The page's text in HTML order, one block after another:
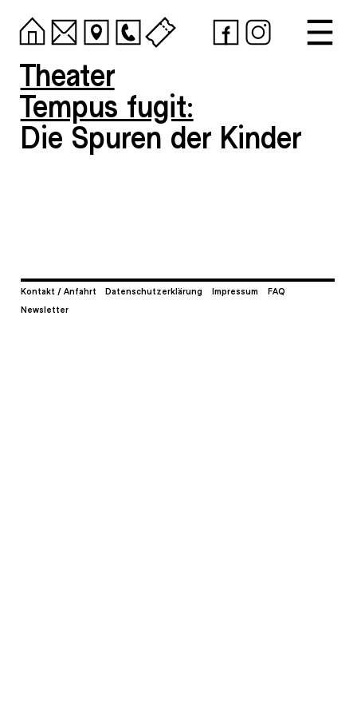
Theater
Tempus fugit:
Die Spuren der Kinder
Kontakt / Anfahrt Datenschutzerklärung Impressum
FAQ
Newsletter